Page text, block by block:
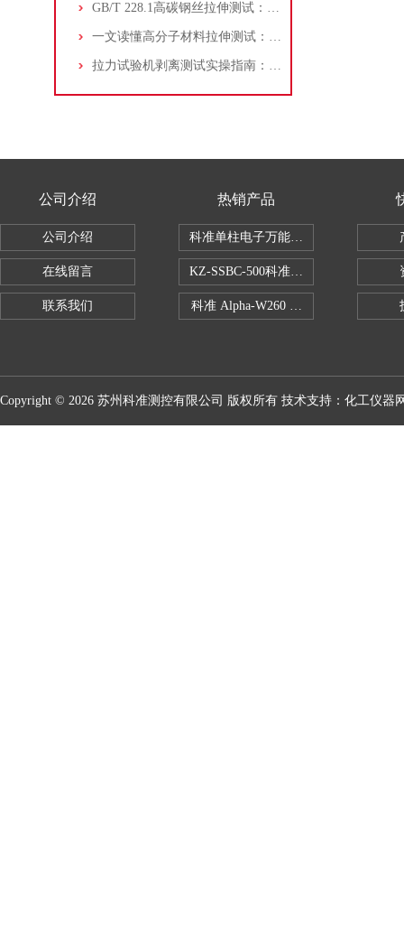
GB/T 228.1高碳钢丝拉伸测试：拉力试验机方法解读与实操指南
一文读懂高分子材料拉伸测试：拉力试验机从开机到数据输出全流程
拉力试验机剥离测试实操指南：PET胶带试样制备到数据解读
公司介绍
公司介绍
在线留言
联系我们
热销产品
科准单柱电子万能拉力机KZ-SSBC-500
KZ-SSBC-500科准单柱电子万能试验
科准 Alpha-W260 半导体全自动推拉
Copyright © 2026 苏州科准测控有限公司 版权所有 技术支持： 化工仪器